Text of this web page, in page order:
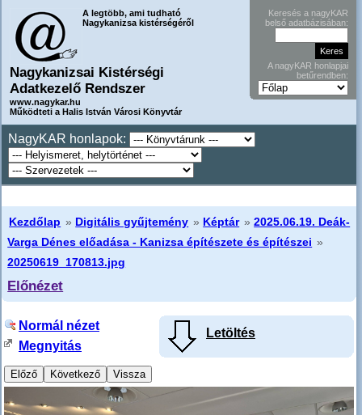
A legtöbb, ami tudható
Nagykanizsa kistérségéről
Nagykanizsai Kistérségi
Adatkezelő Rendszer
www.nagykar.hu
Működteti a Halis István Városi Könyvtár
Keresés a nagyKAR
belső adatbázisában:
A nagyKAR honlapjai
betűrendben:
NagyKAR honlapok:
Kezdőlap » Digitális gyűjtemény » Képtár »2025.06.19. Deák-
Varga Dénes előadása - Kanizsa építészete és építészei »
20250619_170813.jpg
Előnézet
Letöltés
Normál nézet
Megnyitás